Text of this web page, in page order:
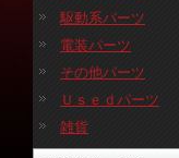
駆動系パーツ
電装パーツ
その他パーツ
Ｕｓｅｄパーツ
雑貨